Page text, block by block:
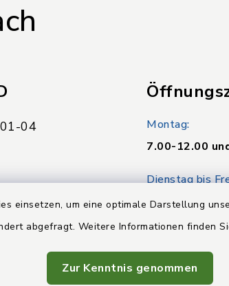
einsetzen, um eine optimale Darstellung
abgefragt. Weitere Informationen finden
Zur Kenntnis genommen
04
Montag:
7.00-12.00
Dienstag bis
08.00-12.00
Donnerstag:
13.00-16.00